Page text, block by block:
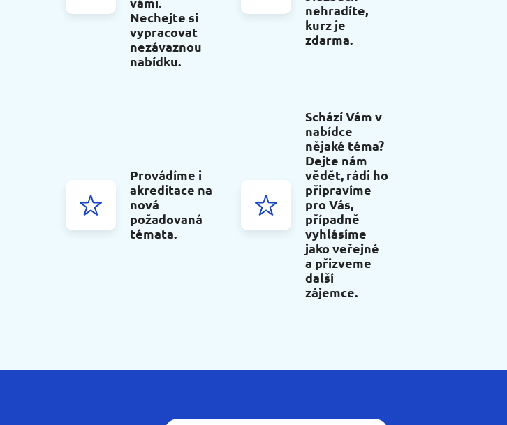
vámi.
Nechejte si
vypracovat
nezávaznou
nabídku.
nehradíte,
kurz je
zdarma.
Provádíme i
akreditace na
nová
požadovaná
témata.
Schází Vám v
nabídce
nějaké téma?
Dejte nám
vědět, rádi ho
připravíme
pro Vás,
případně
vyhlásíme
jako veřejné
a přizveme
další
zájemce.